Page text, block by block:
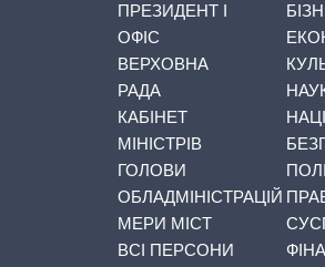
ПРЕЗИДЕНТ І
ОФІС
ВЕРХОВНА
РАДА
КАБІНЕТ
МІНІСТРІВ
ГОЛОВИ
ОБЛАДМІНІСТРАЦІЙ
МЕРИ МІСТ
ВСІ ПЕРСОНИ